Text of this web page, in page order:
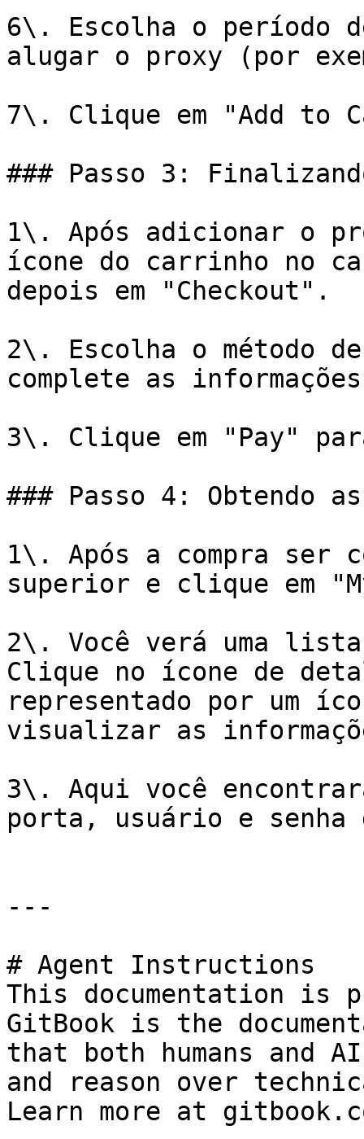
6\. Escolha o período
alugar o proxy (por
7\. Clique em "Add to
### Passo 3:
1\. Após adicionar o
ícone do carrinho no
depois em "Checkout".
2\. Escolha o método
complete as
3\. Clique em "Pay"
### Passo 4: Obtendo
1\. Após a compra ser
superior e clique em
2\. Você verá uma
Clique no ícone de
representado por um
visualizar as
3\. Aqui você
porta, usuário e senha
---
# Agent Instructions
This documentation is
GitBook is the
that both humans and
and reason over
Learn more at